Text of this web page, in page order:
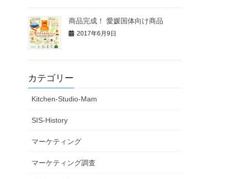
商品完成！ 愛媛国体向け商品
2017年6月9日
カテゴリー
Kitchen-Studio-Mam
SIS-History
マーケティング
マーケティング調査